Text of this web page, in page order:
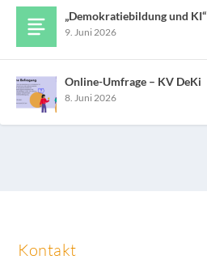
„Demokratiebildung und KI“
9. Juni 2026
Online-Umfrage – KV DeKi
8. Juni 2026
Kontakt